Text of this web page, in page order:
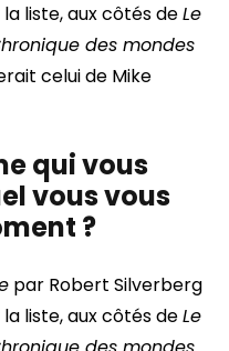
liste, aux côtés deLe
des mondes
celui de Mike
qui vous
vous vous
?
par Robert Silverberg
liste, aux côtés deLe